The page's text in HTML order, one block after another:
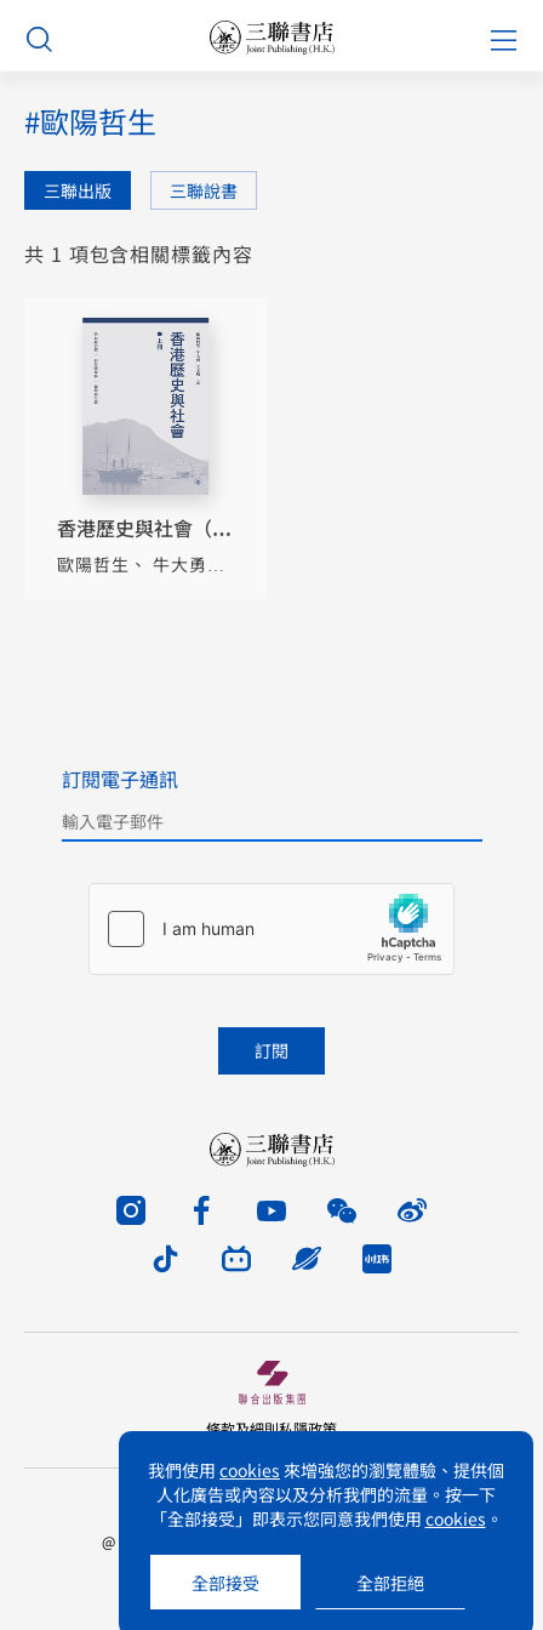
我們使用 cookies 來增強您的瀏覽體驗、提供個
人化廣告或內容以及分析我們的流量。按一下
「全部接受」即表示您同意我們使用 cookies 。
全部接受 全部拒絕
Skip
content
#歐陽哲生
三聯出版 三聯說書
共 1 項包含相關標籤內容
香港歷史與社會（上
下冊）
歐陽哲生
牛大勇
訂閱電子通訊
版權所有 不得轉載 三聯書店(香港)有限公司
@ Joint Publishing (Hong Kong) Company Limited.
All rights reserved.
條款及細則私隱政策